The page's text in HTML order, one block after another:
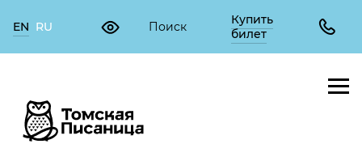
EN RU
Купить
билет